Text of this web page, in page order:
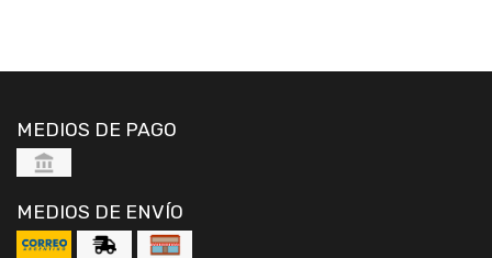
MEDIOS DE PAGO
MEDIOS DE ENVÍO